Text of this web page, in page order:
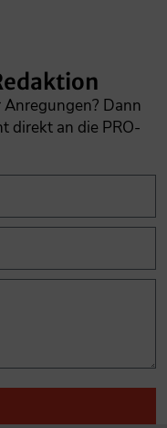
Anregungen? Dann
direkt an die PRO-